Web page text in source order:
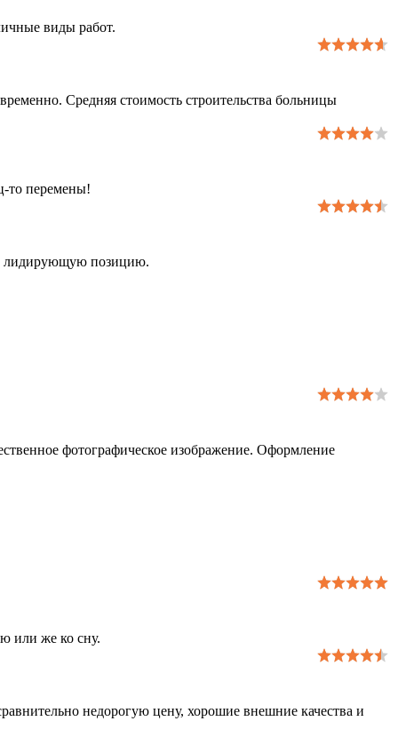
виды работ.
Средняя стоимость строительства больницы
то перемены!
лидирующую позицию.
фотографическое изображение. Оформление
или же ко сну.
недорогую цену, хорошие внешние качества и